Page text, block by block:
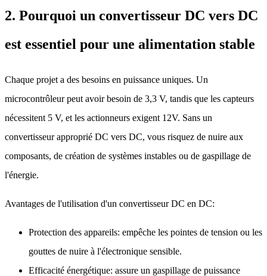
2. Pourquoi un convertisseur DC vers DC
est essentiel pour une alimentation stable
Chaque projet a des besoins en puissance uniques. Un
microcontrôleur peut avoir besoin de 3,3 V, tandis que les capteurs
nécessitent 5 V, et les actionneurs exigent 12V. Sans un
convertisseur approprié DC vers DC, vous risquez de nuire aux
composants, de création de systèmes instables ou de gaspillage de
l'énergie.
Avantages de l'utilisation d'un convertisseur DC en DC:
Protection des appareils: empêche les pointes de tension ou les
gouttes de nuire à l'électronique sensible.
Efficacité énergétique: assure un gaspillage de puissance